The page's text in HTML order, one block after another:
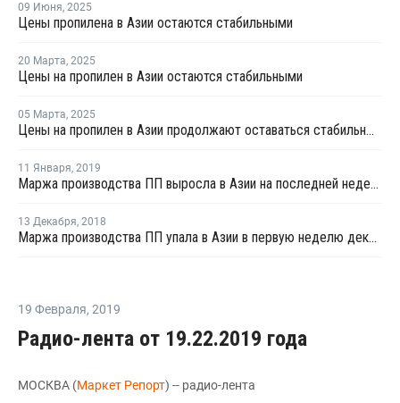
09 Июня, 2025
Цены пропилена в Азии остаются стабильными
20 Марта, 2025
Цены на пропилен в Азии остаются стабильными
05 Марта, 2025
Цены на пропилен в Азии продолжают оставаться стабильными
11 Января, 2019
Маржа производства ПП выросла в Азии на последней неделе декабря
13 Декабря, 2018
Маржа производства ПП упала в Азии в первую неделю декабря
19 Февраля, 2019
Радио-лента от 19.22.2019 года
МОСКВА (Маркет Репорт) -- радио-лента